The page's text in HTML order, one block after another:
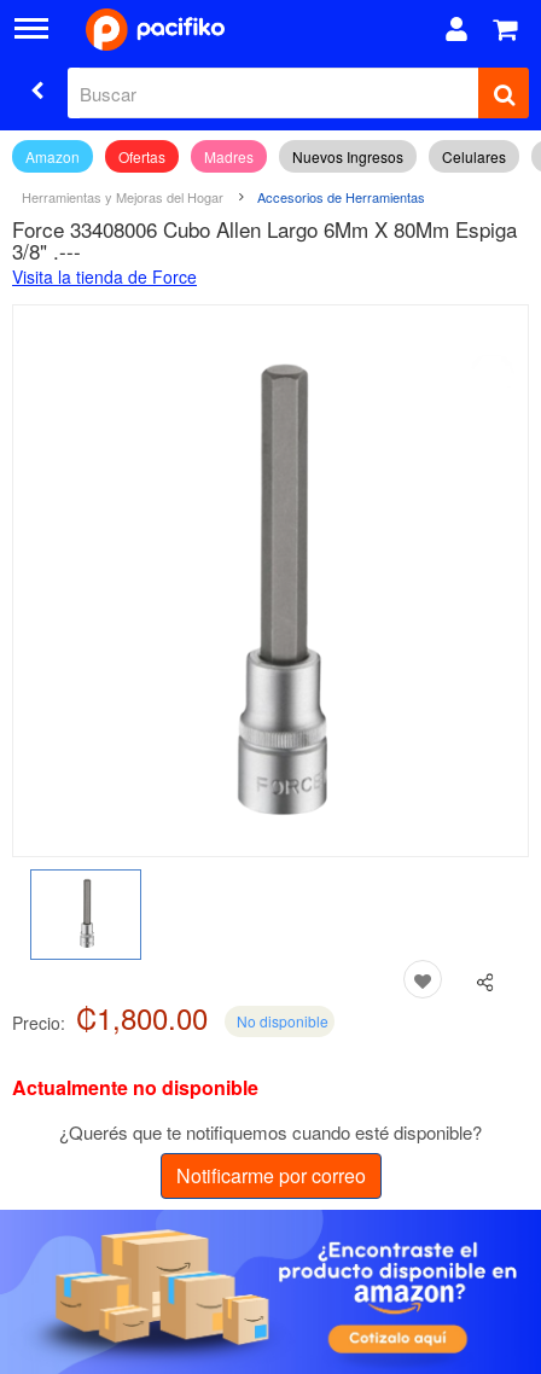
Amazon Ofertas Madres Nuevos Ingresos Celulares
Herramientas y Mejoras del Hogar Accesorios de Herramientas
Force 33408006 Cubo Allen Largo 6Mm X 80Mm Espiga
3/8" .---
Visita la tienda de Force
Precio: ₡1,800.00 No disponible
Actualmente no disponible
¿Querés que te notifiquemos cuando esté disponible?
Notificarme por correo